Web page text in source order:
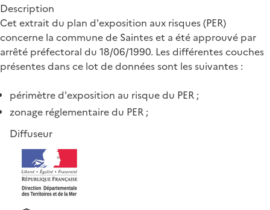
Description
Cet extrait du plan d'exposition aux risques (PER)
concerne la commune de Saintes et a été approuvé par
arrêté préfectoral du 18/06/1990. Les différentes couches
présentes dans ce lot de données sont les suivantes :
périmètre d'exposition au risque du PER ;
zonage réglementaire du PER ;
Diffuseur